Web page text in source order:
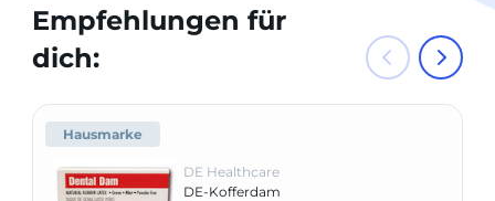
Empfehlungen für
dich:
Hausmarke
DE Healthcare
DE-Kofferdam